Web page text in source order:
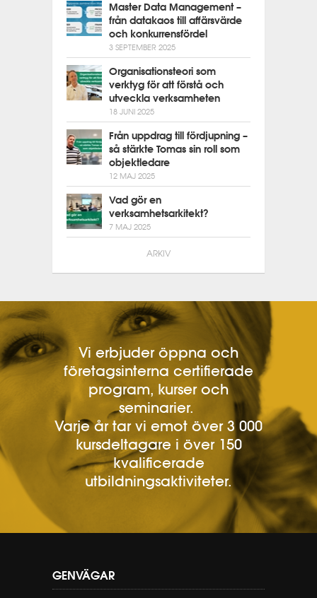
Master Data Management –
från datakaos till affärsvärde
och konkurrensfördel
3 SEPTEMBER 2025
Organisationsteori som
verktyg för att förstå och
utveckla verksamheten
18 JUNI 2025
Från uppdrag till fördjupning –
så stärkte Tomas sin roll som
objektledare
12 MAJ 2025
Vad gör en
verksamhetsarkitekt?
7 MAJ 2025
ARKIV
Vi erbjuder öppna och
företagsinterna certifierade
program, kurser och
seminarier.
Varje år tar vi emot över 3 000
kursdeltagare i över 150
kvalificerade
utbildningsaktiviteter.
GENVÄGAR